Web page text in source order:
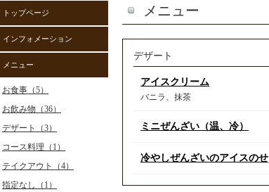
メニュー
デザート
アイスクリーム
バニラ、抹茶
ミニぜんざい（温、冷）
冷やしぜんざいのアイスのせ
トップページ
インフォメーション
メニュー
お食事（5）
お飲み物（36）
デザート（3）
コース料理（1）
テイクアウト（4）
指定なし（1）